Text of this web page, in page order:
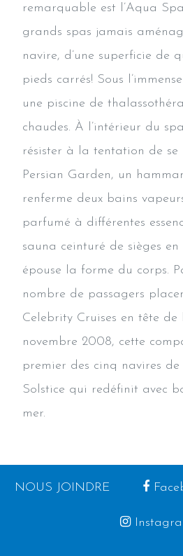
remarquable est l’Aqua
grands spas jamais
navire, d’une superficie de
pieds carrés! Sous
une piscine de
chaudes. À l’intérieur du
résister à la tentation de se
Persian Garden, un
renferme deux bains
parfumé à différentes
sauna ceinturé de sièges
épouse la forme du corps.
nombre de passagers
Celebrity Cruises en tête
novembre 2008, cette
premier des cinq navires
Solstice qui redéfinit avec
mer.
NOUS JOINDRE